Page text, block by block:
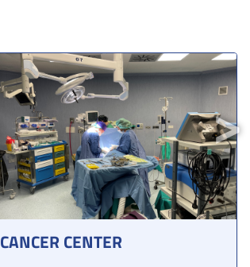
CANCER CENTER